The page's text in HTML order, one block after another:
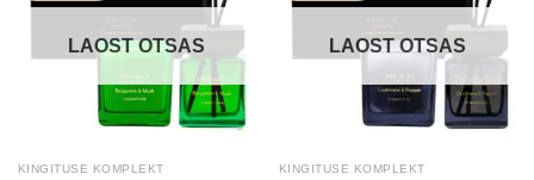
LAOST OTSAS
KINGITUSE KOMPLEKT
LAOST OTSAS
KINGITUSE KOMPLEKT